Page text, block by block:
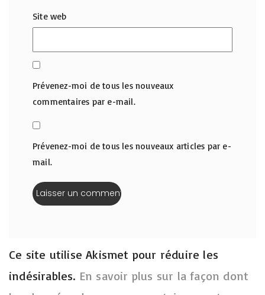
Site web
Prévenez-moi de tous les nouveaux
commentaires par e-mail.
Prévenez-moi de tous les nouveaux articles par e-
mail.
Ce site utilise Akismet pour réduire les
indésirables. En savoir plus sur la façon dont